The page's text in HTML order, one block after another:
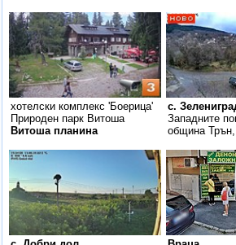
хотелски комплекс 'Боерица'
Природен парк Витоша
Витоша планина
с.
Западните
община